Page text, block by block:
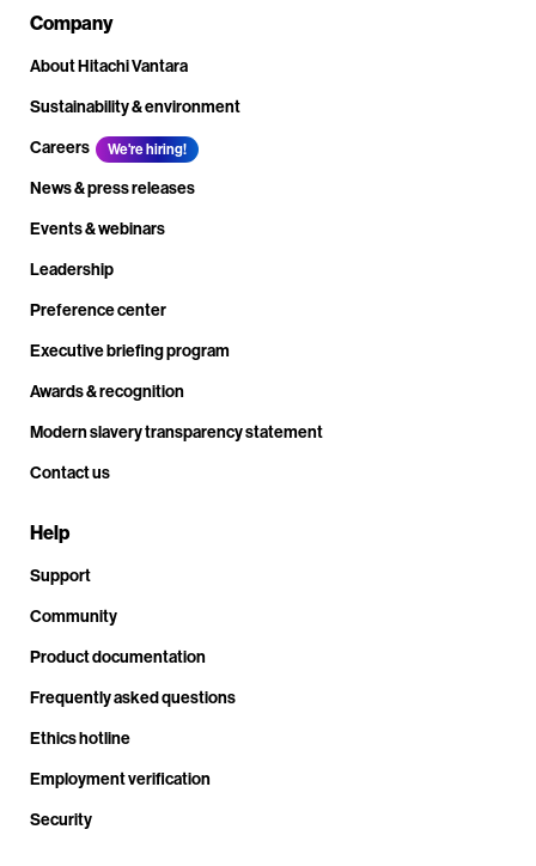
Company
About Hitachi Vantara
Sustainability & environment
Careers
We're hiring!
News & press releases
Events & webinars
Leadership
Preference center
Executive briefing program
Awards & recognition
Modern slavery transparency statement
Contact us
Help
Support
Community
Product documentation
Frequently asked questions
Ethics hotline
Employment verification
Security